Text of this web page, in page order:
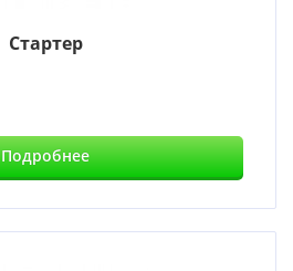
Стартер
Подробнее